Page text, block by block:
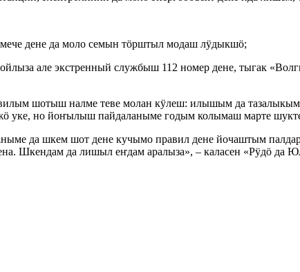
дене да моло семын тӧрштыл модаш лӱдыкшӧ;
але экстренный службыш 112 номер дене, тыгак
шотыш налме теве молан кӱлеш: илышым да тазалыкым
уке, но йоҥылыш пайдаланыме годым колымаш марте
да шкем шот дене кучымо правил дене йочаштым
Шкендам да лишыл еҥдам аралыза», – каласен «Рӱдӧ да